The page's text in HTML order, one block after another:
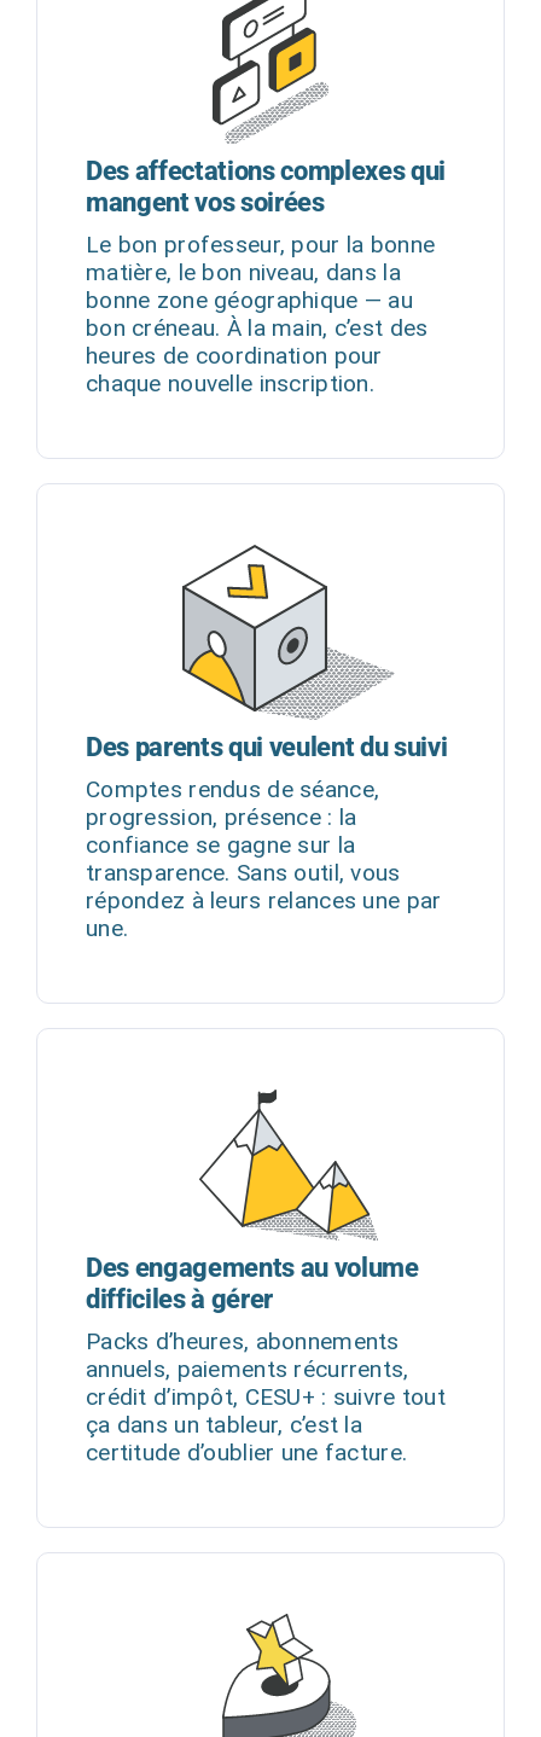
Des affectations complexes qui
mangent vos soirées
Le bon professeur, pour la bonne
matière, le bon niveau, dans la
bonne zone géographique — au
bon créneau. À la main, c’est des
heures de coordination pour
chaque nouvelle inscription.
Des parents qui veulent du suivi
Comptes rendus de séance,
progression, présence : la
confiance se gagne sur la
transparence. Sans outil, vous
répondez à leurs relances une par
une.
Des engagements au volume
difficiles à gérer
Packs d’heures, abonnements
annuels, paiements récurrents,
crédit d’impôt, CESU+ : suivre tout
ça dans un tableur, c’est la
certitude d’oublier une facture.